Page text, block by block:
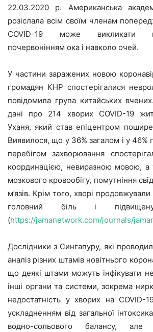
22.03.2020 р. Американська
розіслала всім своїм членам
COVID-19 може викликати
почервонінням ока і навколо очей.
У частини заражених новою
громадян КНР спостерігалися
повідомила група китайських
дані про 214 хворих COVID-19
Уханя, який став епіцентром
Виявилося, що у 36% загалом і у 46%
перебігом захворювання
координацією, невиразною мовою,
мозкового кровообігу, помутніння
м’язів. Крім того, хворі
головний біль і
(https://jamanetwork.com/journals/
Дослідники з Сингапуру, які
аналіз різних штамів новітнього
що деякі штами можуть інфікувати
інші органи та системи, зокрема
недостатність у хворих на
ускладненням від загальної
водно-сольового балансу, але